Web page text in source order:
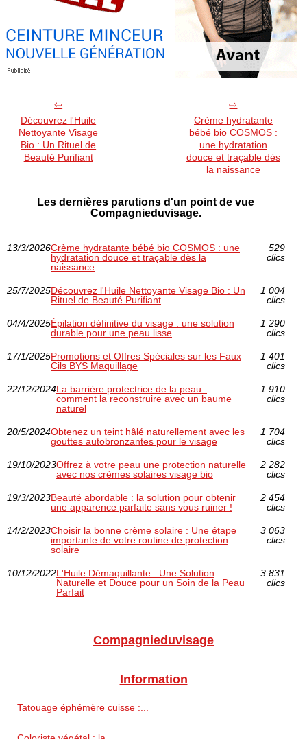
Découvrez l'Huile
Nettoyante Visage
Bio : Un Rituel de
Beauté Purifiant
Crème hydratante
bébé bio COSMOS :
une hydratation
douce et traçable dès
la naissance
Les dernières parutions d'un point de vue
Compagnieduvisage.
13/3/2026Crème hydratante bébé bio COSMOS : une
hydratation douce et traçable dès la
naissance
529
clics
25/7/2025Découvrez l'Huile Nettoyante Visage Bio : Un
Rituel de Beauté Purifiant
1 004
clics
04/4/2025Épilation définitive du visage : une solution
durable pour une peau lisse
1 290
clics
17/1/2025Promotions et Offres Spéciales sur les Faux
Cils BYS Maquillage
1 401
clics
22/12/2024La barrière protectrice de la peau :
comment la reconstruire avec un baume
naturel
1 910
clics
20/5/2024Obtenez un teint hâlé naturellement avec les
gouttes autobronzantes pour le visage
1 704
clics
19/10/2023Offrez à votre peau une protection naturelle
avec nos crèmes solaires visage bio
2 282
clics
19/3/2023Beauté abordable : la solution pour obtenir
une apparence parfaite sans vous ruiner !
2 454
clics
14/2/2023Choisir la bonne crème solaire : Une étape
importante de votre routine de protection
solaire
3 063
clics
10/12/2022L'Huile Démaquillante : Une Solution
Naturelle et Douce pour un Soin de la Peau
Parfait
3 831
clics
Compagnieduvisage
Information
Tatouage éphémère cuisse :...